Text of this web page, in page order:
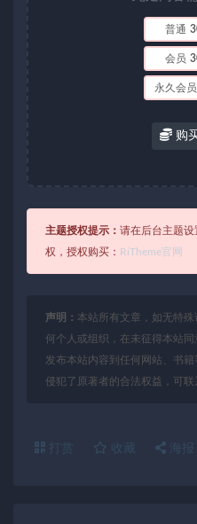
普通
会员
永久会员
购
主题授权提示： 请在后台主题
权，授权购买： RiTheme官网
声明： 本站所有文章，如无特
何个人或组织，在未征得本站同
发布本站内容到任何网站、书
侵犯了原著者的合法权益，可联
打赏 收藏 海报